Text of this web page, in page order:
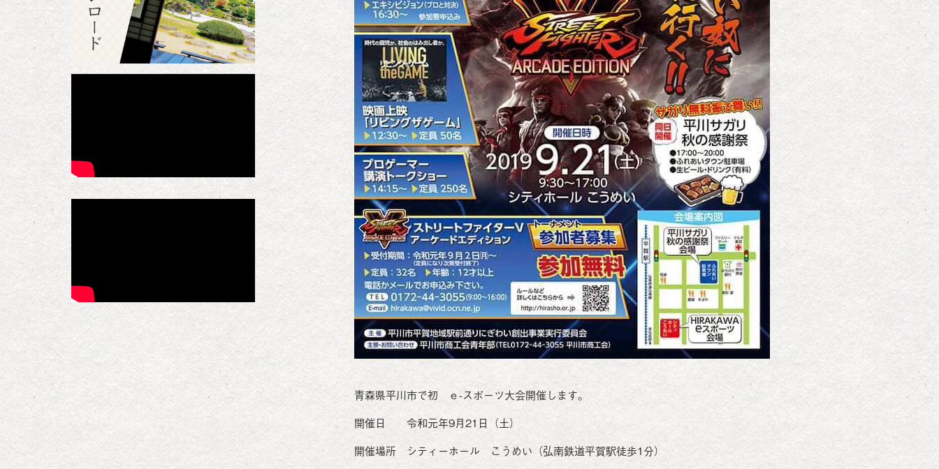
青森県平川市で初 ｅ-スポーツ大会開催します。
開催日 令和元年9月21日（土）
開催場所 シティーホール こうめい（弘南鉄道平賀駅徒歩1分）